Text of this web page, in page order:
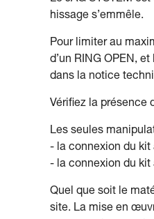
hissage s’emmêle.
Pour limiter au
d’un RING OPEN,
dans la notice
Vérifiez la présence
Les seules
- la connexion du kit
- la connexion du
Quel que soit le
site. La mise en